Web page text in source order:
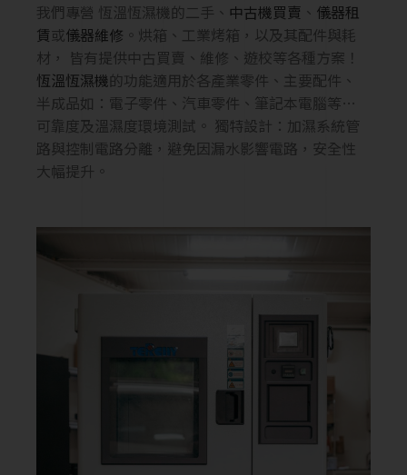
我們專營 恆溫恆濕機的二手、 中古機買賣 、 儀器租
賃或儀器維修 。烘箱、工業烤箱，以及其配件與耗
材， 皆有提供中古買賣、維修、遊校等各種方案！
恆溫恆濕機的功能適用於各產業零件、主要配件、
半成品如：電子零件、汽車零件、筆記本電腦等…
可靠度及溫濕度環境測試。 獨特設計：加濕系統管
路與控制電路分離，避免因漏水影響電路，安全性
大幅提升。